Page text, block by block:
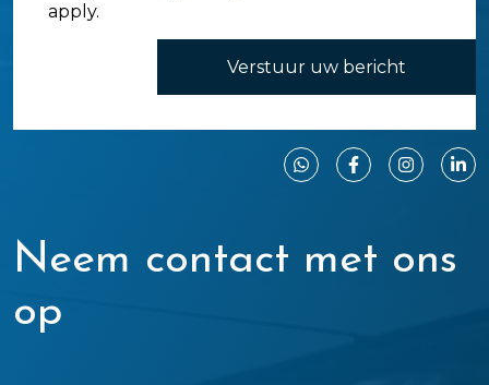
Neem contact met ons
op
apply.